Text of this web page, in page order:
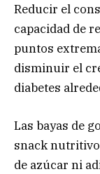
Reducir el
capacidad de
puntos
disminuir el
diabetes
Las bayas de
snack
de azúcar ni